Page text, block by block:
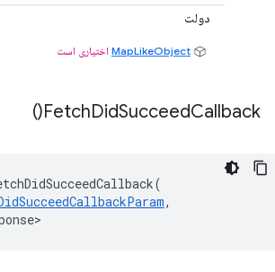
دولت
MapLikeObject اختیاری است
FetchDidSucceedCallback(
)
(
,